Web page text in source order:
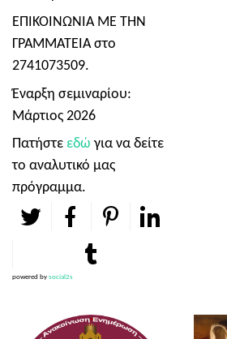
ΕΠΙΚΟΙΝΩΝΙΑ ΜΕ ΤΗΝ
ΓΡΑΜΜΑΤΕΙΑ στο
2741073509.
Έναρξη σεμιναρίου:
Μάρτιος 2026
Πατήστε εδώ για να δείτε
το αναλυτικό μας
πρόγραμμα.
powered by social2s